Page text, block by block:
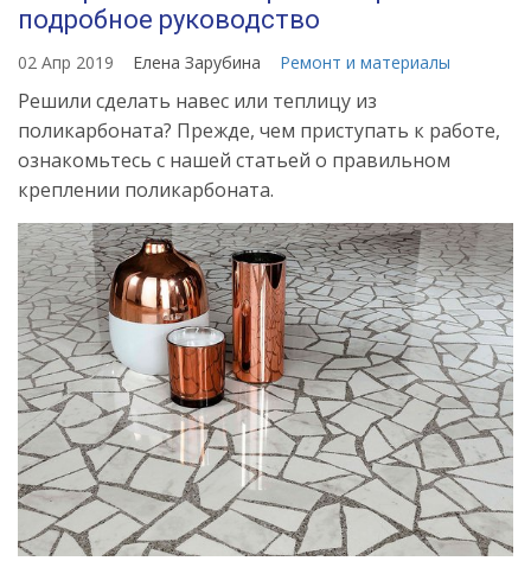
подробное руководство
02 Апр 2019 Елена Зарубина Ремонт и материалы
Решили сделать навес или теплицу из
поликарбоната? Прежде, чем приступать к работе,
ознакомьтесь с нашей статьей о правильном
креплении поликарбоната.